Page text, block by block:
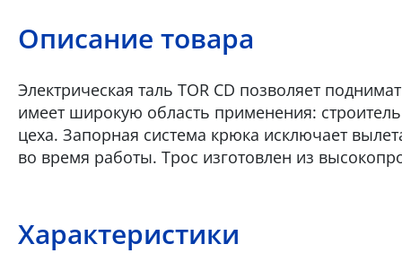
Описание товара
Электрическая таль TOR CD позволяет
имеет широкую область применения:
цеха. Запорная система крюка исключает
во время работы. Трос изготовлен из
Характеристики